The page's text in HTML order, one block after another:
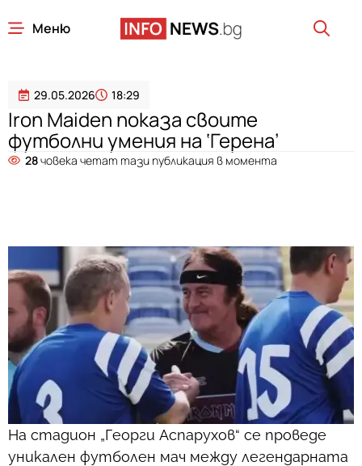
Меню
29.05.2026 18:29
Iron Maiden показа своите
футболни умения на ‘Герена’
28човека четат тази публикация в момента
На стадион „Георги Аспарухов“ се проведе
уникален футболен мач между легендарната